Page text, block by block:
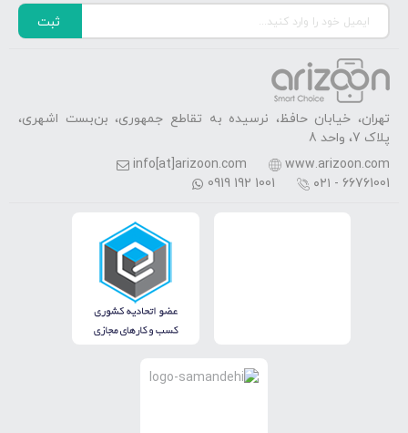
ثبت
تهران، خیابان حافظ، نرسیده به تقاطع جمهوری، بن‌بست اشهری،
پلاک 7، واحد 8
www.arizoon.com
info[at]arizoon.com
۰۲۱ - 66761001
0919 192 1001